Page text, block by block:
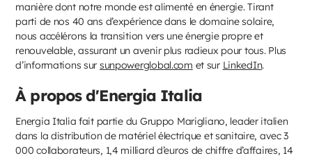
manière dont notre monde est alimenté en énergie. Tirant
parti de nos 40 ans d’expérience dans le domaine solaire,
nous accélérons la transition vers une énergie propre et
renouvelable, assurant un avenir plus radieux pour tous. Plus
d’informations sur sunpowerglobal.com et sur LinkedIn.
À propos d'Energia Italia
Energia Italia fait partie du Gruppo Marigliano, leader italien
dans la distribution de matériel électrique et sanitaire, avec 3
000 collaborateurs, 1,4 milliard d’euros de chiffre d’affaires, 14